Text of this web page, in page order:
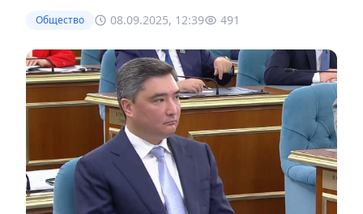
Общество 08.09.2025, 12:39 491